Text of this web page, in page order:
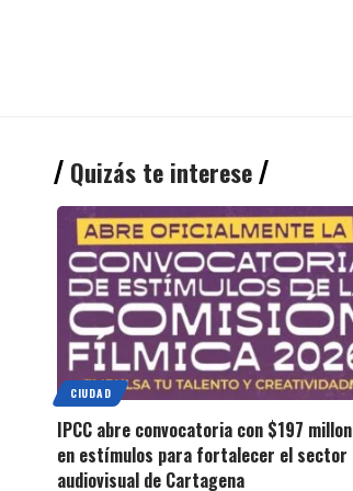
Quizás te interese
CIUDAD
IPCC abre convocatoria con $197
en estímulos para fortalecer el sector
audiovisual de Cartagena